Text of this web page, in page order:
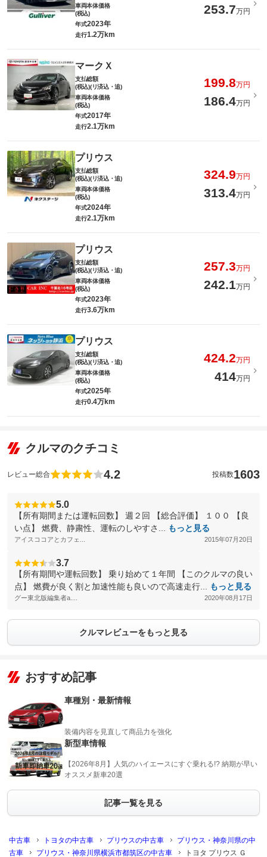
車両本体価格
(税込)
253.7万円
年式2023年
走行1.2万km
マークＸ
支払総額
(税込)(リ済込・追)
199.8万円
車両本体価格
(税込)
186.4万円
年式2017年
走行2.1万km
プリウス
支払総額
(税込)(リ済込・追)
324.9万円
車両本体価格
(税込)
313.4万円
年式2024年
走行2.1万km
プリウス
支払総額
(税込)(リ済込・追)
257.3万円
車両本体価格
(税込)
242.1万円
年式2023年
走行3.6万km
プリウス
支払総額
(税込)(リ済込・追)
424.2万円
車両本体価格
(税込)
414万円
年式2025年
走行0.4万km
クルマのクチコミ
レビュー総合 4.2 投稿数1603
5.0
【所有期間または運転回数】 週２回 【総合評価】 １００ 【良
い点】 燃費、静粛性、運転のしやすさ...
もっと見る
アイスココアとカフェ... 2015年07月20日
3.7
【所有期間や運転回数】 乗り始めて１年間 【このクルマの良い
点】 燃費が良く割と加速性能も良いので高速走行...
もっと見る
グー東北版編集者a.... 2020年08月17日
クルマレビューをもっと見る
おすすめ記事
車種別・最新情報
装備内容を見直して商品力を強化
新型車情報
【2026年8月】人気のハイエースにすぐ乗れる!? 納期が早い
オススメ新車20選
記事一覧を見る
中古車 トヨタの中古車 プリウスの中古車
プリウス・神奈川県の中
古車
プリウス・神奈川県横浜市都筑区の中古車 トヨタ プリウス Ｇ